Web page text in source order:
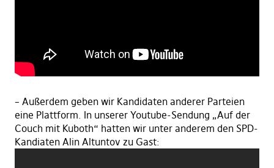
– Außerdem geben wir Kandidaten anderer Parteien
eine Plattform. In unserer Youtube-Sendung „Auf der
Couch mit Kuboth“ hatten wir unter anderem den SPD-
Kandiaten Alin Altuntov zu Gast: